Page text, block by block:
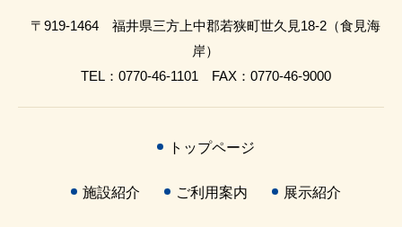
〒919-1464 福井県三方上中郡若狭町世久見18-2（食見海
岸）
TEL：0770-46-1101 FAX：0770-46-9000
トップページ
施設紹介 ご利用案内 展示紹介